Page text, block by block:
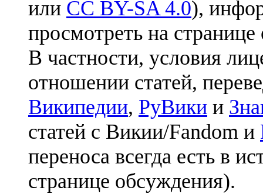
или CC BY-SA 4.0),
просмотреть на
В частности, условия
отношении статей,
Википедии, РуВики и
статей с Викии/Fandom и
переноса всегда есть в
странице обсуждения).